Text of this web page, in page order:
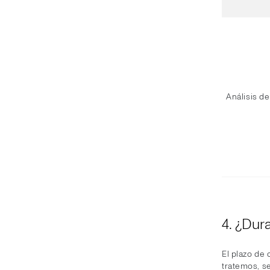
Análisis
4.
El plazo de
tratemos,